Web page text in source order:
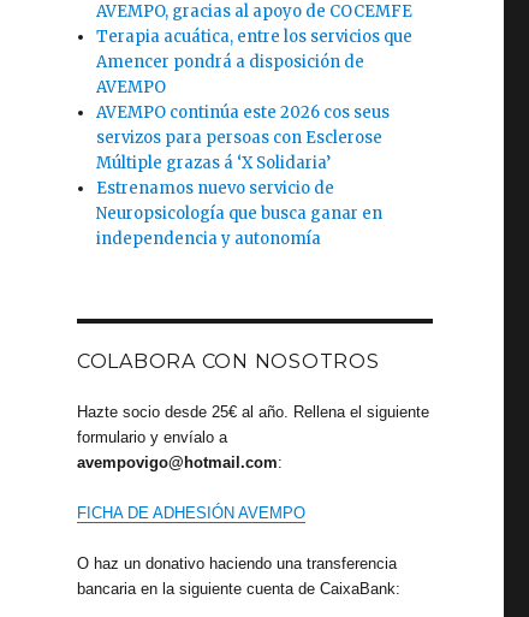
AVEMPO, gracias al apoyo de COCEMFE
Terapia acuática, entre los servicios que
Amencer pondrá a disposición de
AVEMPO
AVEMPO continúa este 2026 cos seus
servizos para persoas con Esclerose
Múltiple grazas á ‘X Solidaria’
Estrenamos nuevo servicio de
Neuropsicología que busca ganar en
independencia y autonomía
COLABORA CON NOSOTROS
Hazte socio desde 25€ al año. Rellena el siguiente
formulario y envíalo a
avempovigo@hotmail.com:
FICHA DE ADHESIÓN AVEMPO
O haz un donativo haciendo una transferencia
bancaria en la siguiente cuenta de CaixaBank: